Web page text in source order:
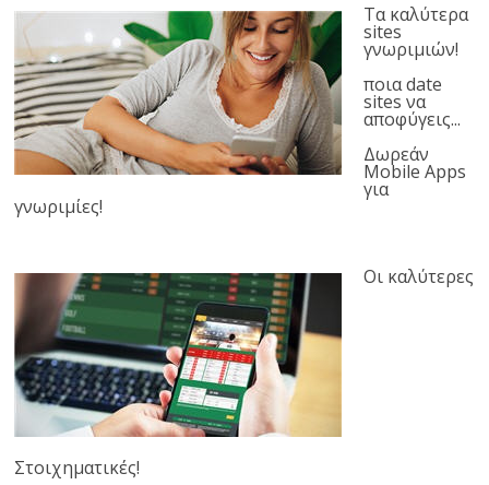
Τα καλύτερα
sites
γνωριμιών!
ποια date
sites να
αποφύγεις...
Δωρεάν
Mobile Apps
για
γνωριμίες!
Οι καλύτερες
Στοιχηματικές!